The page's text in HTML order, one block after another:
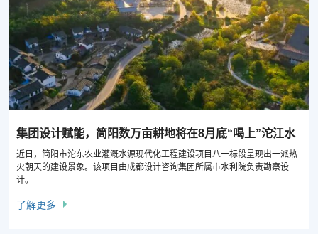
集团设计赋能，简阳数万亩耕地将在8月底“喝上”沱江水
近日，简阳市沱东农业灌溉水源现代化工程建设项目八一标段呈现出一派热
火朝天的建设景象。该项目由成都设计咨询集团所属市水利院负责勘察设
计。
了解更多